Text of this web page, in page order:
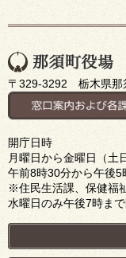
〒329-3292 栃木県那
開庁日時
月曜日から金曜日（土
午前8時30分から午後5
※住民生活課、保健福
水曜日のみ午後7時ま